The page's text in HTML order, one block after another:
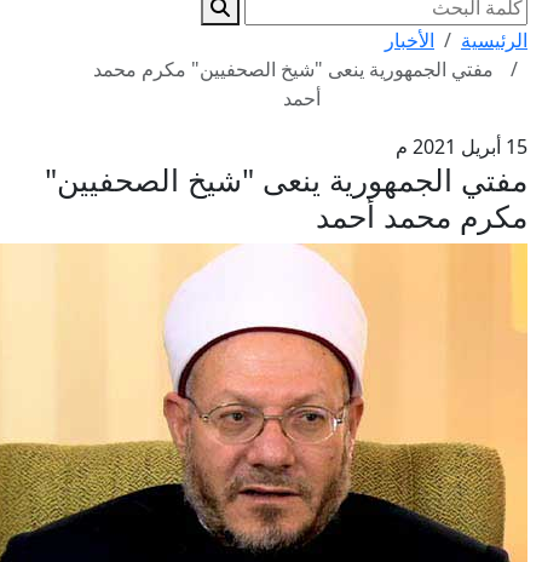
الأخبار
مفتي الجمهورية ينعى "شيخ الصحفيين" مكرم محمد
أحمد
الجمهورية ينعى "شيخ الصحفيين"
محمد أحمد